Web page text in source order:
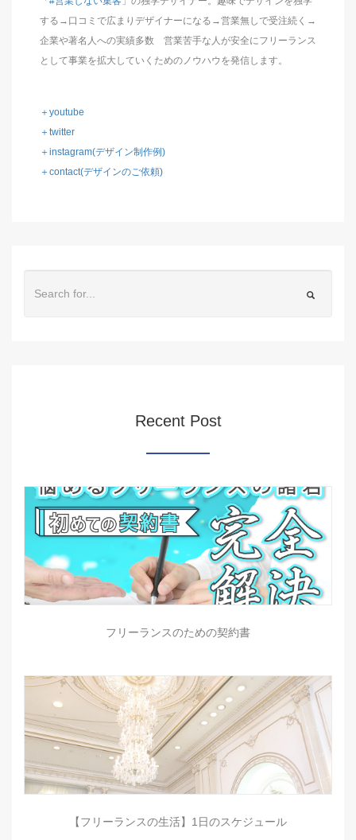
する→口コミで広まりデザイナーになる→営業無しで受注続く→
企業や著名人への実績多数 営業苦手な人が安全にフリーランス
として事業を拡大していくためのノウハウを発信します。
＋youtube
＋twitter
＋instagram(デザイン制作例)
＋contact(デザインのご依頼)
Recent Post
フリーランスのための契約書
【フリーランスの生活】1日のスケジュール